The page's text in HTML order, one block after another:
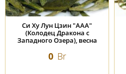
Си Ху Лун Цзин "АAА"
(Колодец Дракона с
Западного Озера), весна
0 Br